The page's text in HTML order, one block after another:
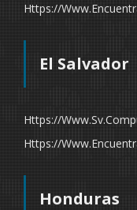
Https://
El Salvador
Https://
Https://
Honduras